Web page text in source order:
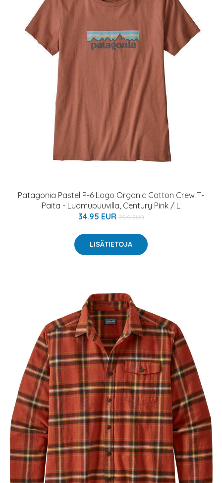
Patagonia Pastel P-6 Logo Organic Cotton Crew T-
Paita - Luomupuuvilla, Century Pink / L
34.95 EUR 39.9 EUR
LISÄTIETOJA